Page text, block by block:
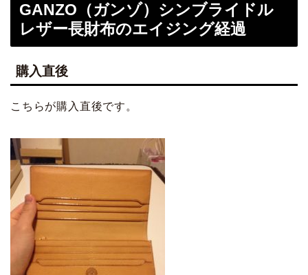
GANZO（ガンゾ）シンブライドル
レザー長財布のエイジング経過
購入直後
こちらが購入直後です。